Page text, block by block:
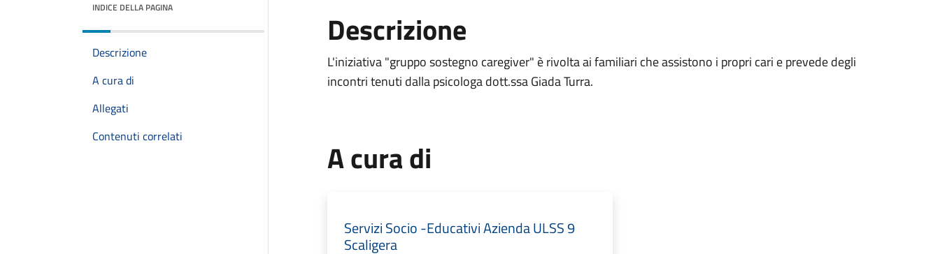
INDICE DELLA PAGINA
Descrizione
A cura di
Allegati
Contenuti correlati
Descrizione
L'iniziativa "gruppo sostegno caregiver" è rivolta ai familiari che assistono i propri cari e prevede degli
incontri tenuti dalla psicologa dott.ssa Giada Turra.
A cura di
Servizi Socio -Educativi Azienda ULSS 9
Scaligera